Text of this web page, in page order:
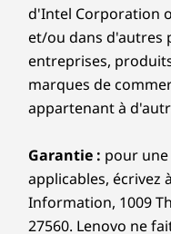
À partir de
partir
l’IdeaPad Pro
puissance qui
se glisse
précision offre
de qualité
16 po 2.8K (2880 x
1000 True Black, 100
16 po 2.8K (2880 x
True Black, 100
Dimensions (H x L
mince que 0,63 po x
Poids
entreprises,
marques de
appartenant à
Garantie :
pour
applicables, écrivez
Information, 1009
27560. Lenovo ne
fournit aucune
ou services tiers.La